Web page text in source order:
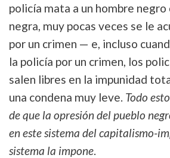
policía mata a un hombre negro
negra, muy pocas veces se le
por un crimen — e, incluso
la policía por un crimen, los
salen libres en la impunidad
una condena muy leve. Todo
de que la opresión del pueblo
en este sistema del capitalismo-
sistema la impone.